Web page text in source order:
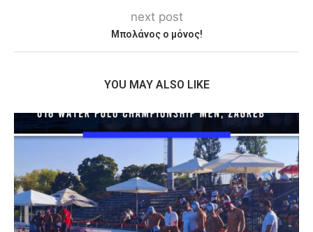
next post
Μπολάνος ο μόνος!
YOU MAY ALSO LIKE